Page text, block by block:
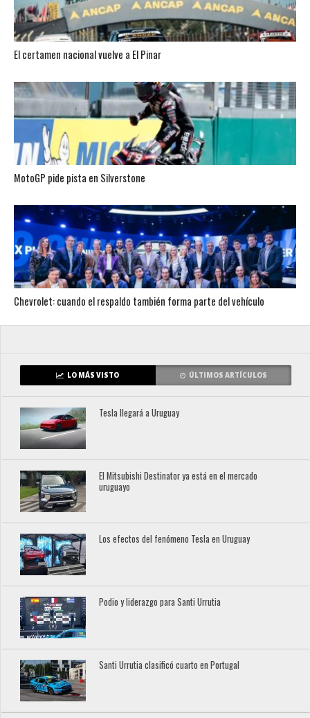
El certamen nacional vuelve a El Pinar
MotoGP pide pista en Silverstone
Chevrolet: cuando el respaldo también forma parte del vehículo
LO MÁS VISTO ÚLTIMOS ARTÍCULOS
Tesla llegará a Uruguay
El Mitsubishi Destinator ya está en el mercado
uruguayo
Los efectos del fenómeno Tesla en Uruguay
Podio y liderazgo para Santi Urrutia
Santi Urrutia clasificó cuarto en Portugal